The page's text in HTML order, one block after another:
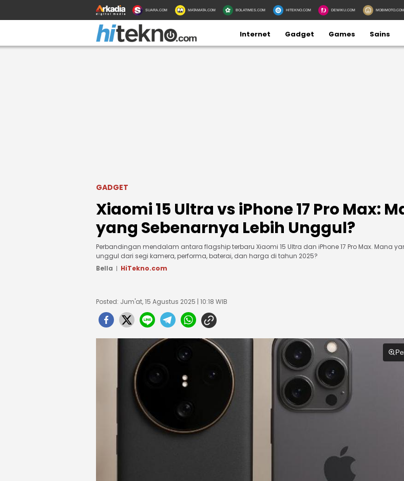
SUARA.COM MATAMATA.COM BOLATIMES.COM HITEKNO.COM DEWIKU.COM MOBIMOTO.COM
Internet Gadget Games Sains
GADGET
Xiaomi 15 Ultra vs iPhone 17 Pro Max:
yang Sebenarnya Lebih Unggul?
Perbandingan mendalam antara flagship terbaru Xiaomi 15 Ultra dan iPhone 17 Pro Max. Mana
unggul dari segi kamera, performa, baterai, dan harga di tahun 2025?
Bella
HiTekno.com
Posted: Jum'at, 15 Agustus 2025 | 10:18 WIB